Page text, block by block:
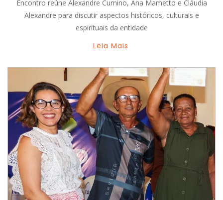
Encontro reúne Alexandre Cumino, Ana Mametto e Cláudia
Alexandre para discutir aspectos históricos, culturais e
espirituais da entidade
Leia Mais